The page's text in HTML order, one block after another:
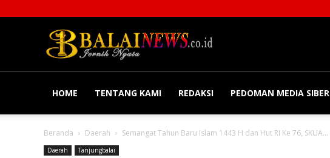
HOME TENTANG KAMI REDAKSI PEDOMAN MEDIA SIBER
Beranda Daerah Semangat Tahun Baru Islam 1443 H dan Hut RI Ke 76, SKUA...
Daerah Tanjungbalai